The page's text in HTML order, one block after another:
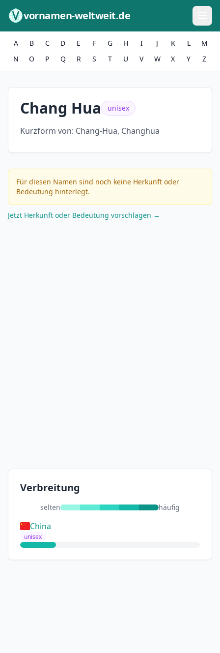
vornamen-weltweit.de
A B C D E F G H I J K L
M
N
O P Q R S T U V W X Y Z
Chang Hua unisex
Kurzform von: Chang-Hua, Changhua
Für diesen Namen sind noch keine Herkunft oder
Bedeutung hinterlegt.
Jetzt Herkunft oder Bedeutung vorschlagen →
Verbreitung
selten häufig
China
unisex